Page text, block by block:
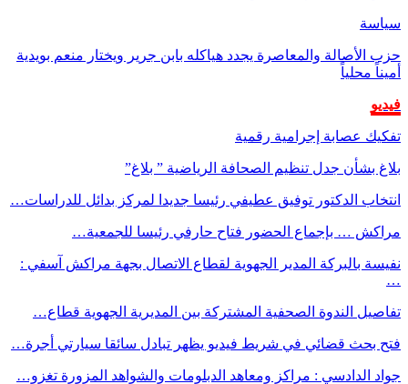
سياسة
حزب الأصالة والمعاصرة يجدد هياكله بابن جرير ويختار منعم بويدية
أميناً محلياً
فيديو
تفكيك عصابة إجرامية رقمية
بلاغ بشأن جدل تنظيم الصحافة الرياضية ” بلاغ”
انتخاب الدكتور توفيق عطيفي رئيسا جديدا لمركز بدائل للدراسات…
مراكش … بإجماع الحضور فتاح حارفي رئيسا للجمعية…
نفيسة بالبركة المدير الجهوية لقطاع الاتصال بجهة مراكش آسفي :
…
تفاصيل الندوة الصحفية المشتركة بين المديرية الجهوية قطاع…
فتح بحث قضائي في شريط فيديو يظهر تبادل سائقا سيارتي أجرة…
جواد الدادسي : مراكز ومعاهد الدبلومات والشواهد المزورة تغزو…